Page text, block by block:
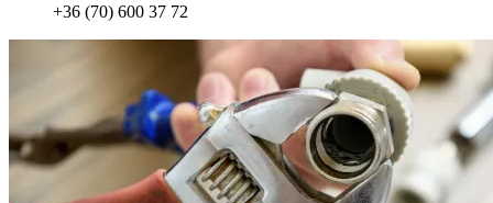
+36 (70) 600 37 72